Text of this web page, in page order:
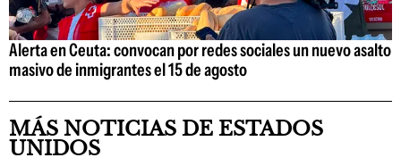
Alerta en Ceuta: convocan por redes sociales un nuevo asalto
masivo de inmigrantes el 15 de agosto
MÁS NOTICIAS DE ESTADOS
UNIDOS